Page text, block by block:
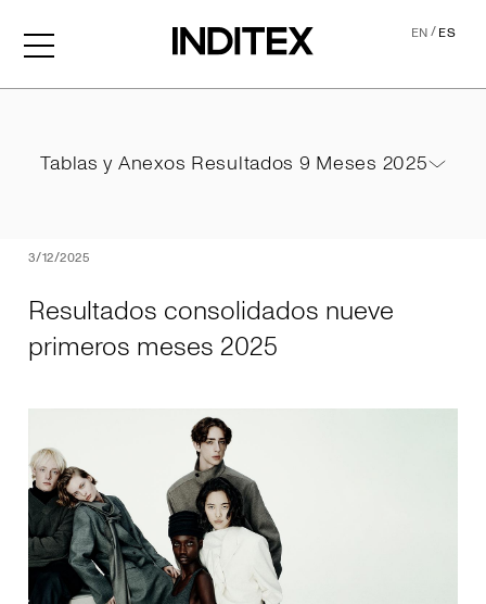
EN/ES
3/12/2025
Resultados consolidados nueve
primeros meses 2025
Tablas y Anexos Resultados 9 Meses 2025